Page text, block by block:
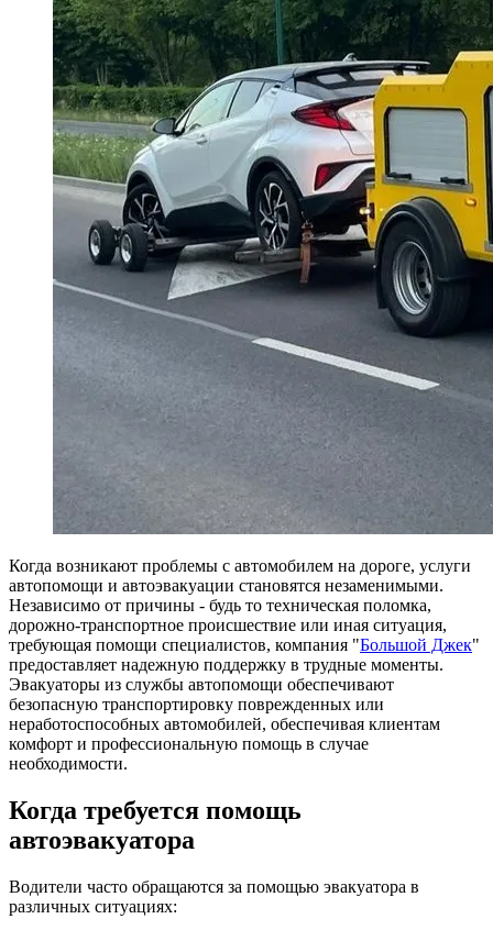
Когда возникают проблемы с автомобилем на дороге, услуги
автопомощи и автоэвакуации становятся незаменимыми.
Независимо от причины - будь то техническая поломка,
дорожно-транспортное происшествие или иная ситуация,
требующая помощи специалистов, компания "Большой Джек"
предоставляет надежную поддержку в трудные моменты.
Эвакуаторы из службы автопомощи обеспечивают
безопасную транспортировку поврежденных или
неработоспособных автомобилей, обеспечивая клиентам
комфорт и профессиональную помощь в случае
необходимости.
Когда требуется помощь
автоэвакуатора
Водители часто обращаются за помощью эвакуатора в
различных ситуациях: